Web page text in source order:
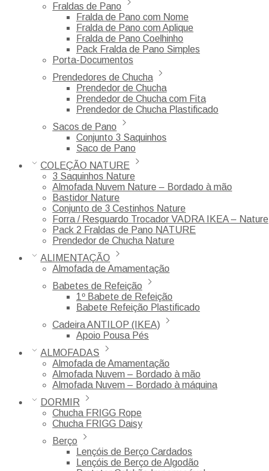
Fraldas de Pano
Fralda de Pano com Nome
Fralda de Pano com Aplique
Fralda de Pano Coelhinho
Pack Fralda de Pano Simples
Porta-Documentos
Prendedores de Chucha
Prendedor de Chucha
Prendedor de Chucha com Fita
Prendedor de Chucha Plastificado
Sacos de Pano
Conjunto 3 Saquinhos
Saco de Pano
COLEÇÃO NATURE
3 Saquinhos Nature
Almofada Nuvem Nature – Bordado à mão
Bastidor Nature
Conjunto de 3 Cestinhos Nature
Forra / Resguardo Trocador VADRA IKEA – Nature
Pack 2 Fraldas de Pano NATURE
Prendedor de Chucha Nature
ALIMENTAÇÃO
Almofada de Amamentação
Babetes de Refeição
1º Babete de Refeição
Babete Refeição Plastificado
Cadeira ANTILOP (IKEA)
Apoio Pousa Pés
ALMOFADAS
Almofada de Amamentação
Almofada Nuvem – Bordado à mão
Almofada Nuvem – Bordado à máquina
DORMIR
Chucha FRIGG Rope
Chucha FRIGG Daisy
Berço
Lençóis de Berço Cardados
Lençóis de Berço de Algodão